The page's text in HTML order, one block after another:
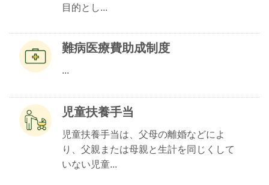
目的とし...
難病医療費助成制度
...
児童扶養手当
児童扶養手当は、父母の離婚などによ
り、父親または母親と生計を同じくして
いない児童...